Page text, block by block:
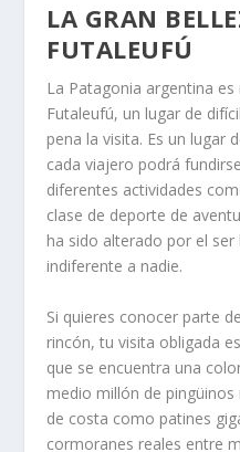
LA GRAN
FUTALEUFÚ
La Patagonia argentina
Futaleufú, un lugar de
pena la visita. Es un lugar
cada viajero podrá
diferentes actividades
clase de deporte de
ha sido alterado por el
indiferente a nadie.
Si quieres conocer parte
rincón, tu visita obligada
que se encuentra una
medio millón de
de costa como patines
cormoranes reales entre